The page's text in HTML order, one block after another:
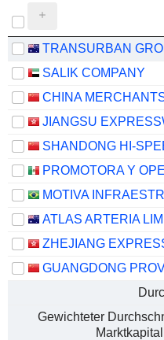
TRANSURBAN
SALIK COMPANY
ATLAS ARTERIA
Gewichteter